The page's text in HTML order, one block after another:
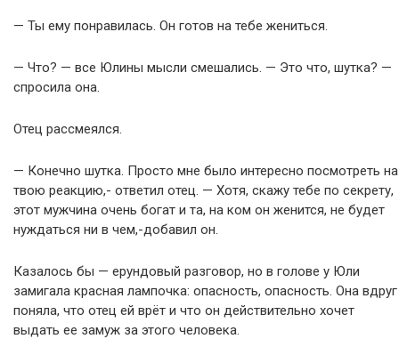
— Ты ему понравилась. Он готов на тебе жениться.
— Что? — все Юлины мысли смешались. — Это что, шутка? —
спросила она.
Отец рассмеялся.
— Конечно шутка. Просто мне было интересно посмотреть на
твою реакцию,- ответил отец. — Хотя, скажу тебе по секрету,
этот мужчина очень богат и та, на ком он женится, не будет
нуждаться ни в чем,-добавил он.
Казалось бы — ерундовый разговор, но в голове у Юли
замигала красная лампочка: опасность, опасность. Она вдруг
поняла, что отец ей врёт и что он действительно хочет
выдать ее замуж за этого человека.